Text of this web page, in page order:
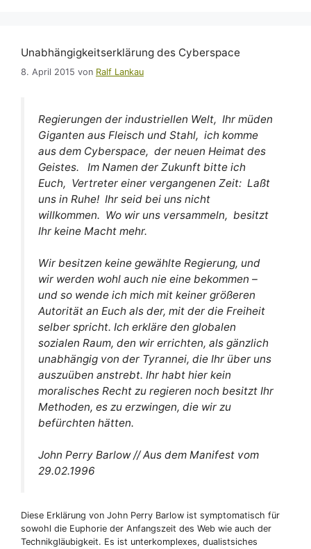
Unabhängigkeitserklärung des Cyberspace
8. April 2015 von Ralf Lankau
Regierungen der industriellen Welt, Ihr müden
Giganten aus Fleisch und Stahl, ich komme
aus dem Cyberspace, der neuen Heimat des
Geistes. Im Namen der Zukunft bitte ich
Euch, Vertreter einer vergangenen Zeit: Laßt
uns in Ruhe! Ihr seid bei uns nicht
willkommen. Wo wir uns versammeln, besitzt
Ihr keine Macht mehr.
Wir besitzen keine gewählte Regierung, und
wir werden wohl auch nie eine bekommen –
und so wende ich mich mit keiner größeren
Autorität an Euch als der, mit der die Freiheit
selber spricht. Ich erkläre den globalen
sozialen Raum, den wir errichten, als gänzlich
unabhängig von der Tyrannei, die Ihr über uns
auszuüben anstrebt. Ihr habt hier kein
moralisches Recht zu regieren noch besitzt Ihr
Methoden, es zu erzwingen, die wir zu
befürchten hätten.
John Perry Barlow // Aus dem Manifest vom
29.02.1996
Diese Erklärung von John Perry Barlow ist symptomatisch für
sowohl die Euphorie der Anfangszeit des Web wie auch der
Technikgläubigkeit. Es ist unterkomplexes, dualistsiches